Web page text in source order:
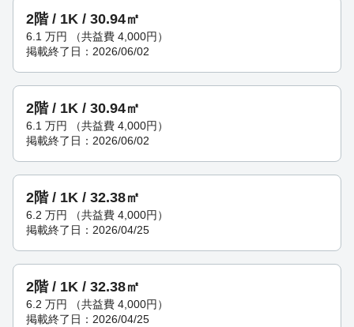
2階 / 1K / 30.94㎡
6.1 万円
（共益費 4,000円）
掲載終了日：2026/06/02
2階 / 1K / 30.94㎡
6.1 万円
（共益費 4,000円）
掲載終了日：2026/06/02
2階 / 1K / 32.38㎡
6.2 万円
（共益費 4,000円）
掲載終了日：2026/04/25
2階 / 1K / 32.38㎡
6.2 万円
（共益費 4,000円）
掲載終了日：2026/04/25